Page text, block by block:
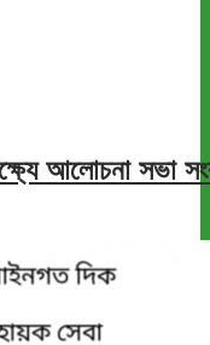
আলোচনা সভা